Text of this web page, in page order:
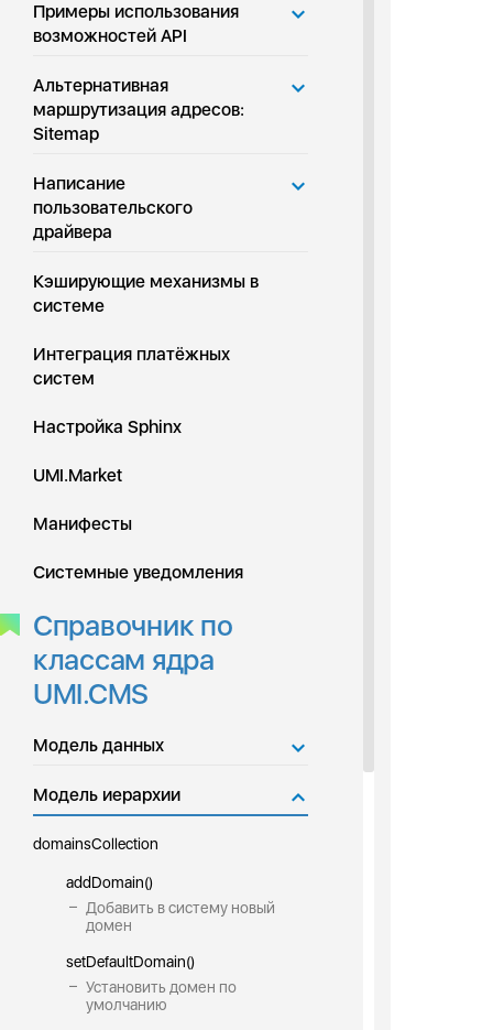
Примеры использования
возможностей API
Альтернативная
маршрутизация адресов:
Sitemap
Написание
пользовательского
драйвера
Кэширующие механизмы в
системе
Интеграция платёжных
систем
Настройка Sphinx
UMI.Market
Манифесты
Системные уведомления
Справочник по
классам ядра
UMI.CMS
Модель данных
Модель иерархии
domainsCollection
addDomain()
Добавить в систему новый
домен
setDefaultDomain()
Установить домен по
умолчанию